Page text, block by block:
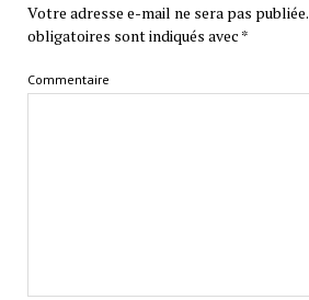
Votre adresse e-mail ne sera pas publiée.
obligatoires sont indiqués avec *
Commentaire